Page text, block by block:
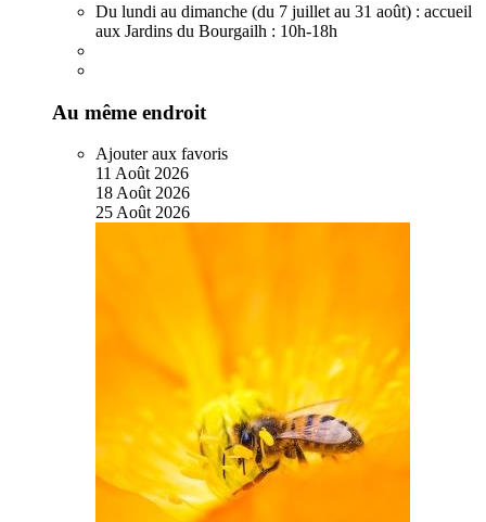
Du lundi au dimanche (du 7 juillet au 31 août) : accueil
aux Jardins du Bourgailh : 10h-18h
Au même endroit
Ajouter aux favoris
11 Août 2026
18Août 2026
25Août 2026